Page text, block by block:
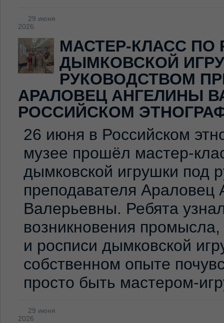
29 июня
2026
МАСТЕР-КЛАСС ПО
ДЫМКОВСКОЙ
РУКОВОДСТВОМ
АРАЛОВЕЦ АНГЕЛИНЫ
РОССИЙСКОМ
26 июня в Российском
музее прошёл мастер-
дымковской игрушки под
преподавателя Араловец
Валерьевны. Ребята
возникновения
и росписи дымковской
собственном опыте
просто быть мастером-
29 июня
2026